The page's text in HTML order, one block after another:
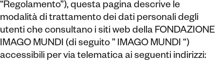
“Regolamento”), questa pagina descrive le
modalità di trattamento dei dati personali degli
utenti che consultano i siti web della FONDAZIONE
IMAGO MUNDI (di seguito ” IMAGO MUNDI “)
accessibili per via telematica ai seguenti indirizzi: